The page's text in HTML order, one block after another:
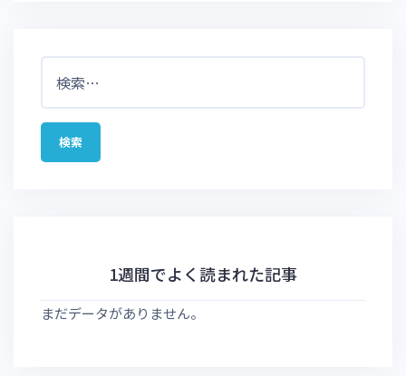
1週間でよく読まれた記事
まだデータがありません。